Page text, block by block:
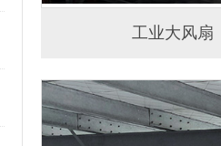
工业大风扇